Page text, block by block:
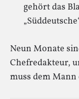
gehört das
Neun Monate
Chefredakteur,
muss dem